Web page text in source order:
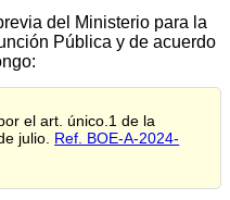
del Ministerio para la
Pública y de acuerdo
el art. único.1 de la
julio. Ref. BOE-A-2024-